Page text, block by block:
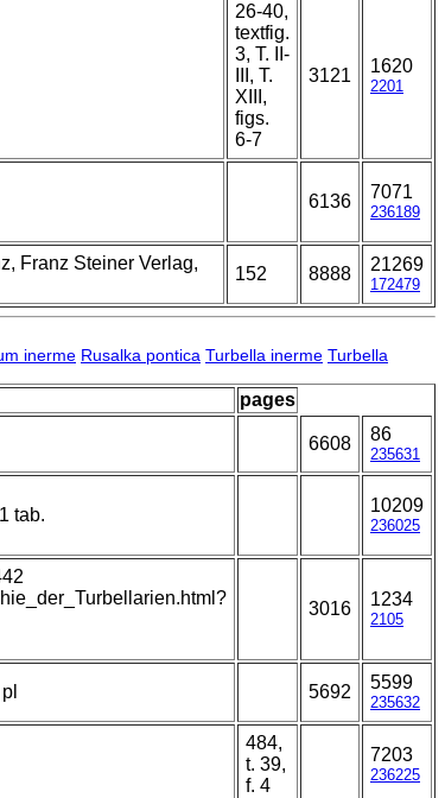
26-40,
textfig.
3, T. II-
III, T.
XIII,
figs.
6-7
3121 1620
2201
6136 7071
236189
Franz Steiner Verlag,
152 8888 21269
172479
inerme Rusalka pontica Turbella inerme Turbella
pages
6608 86
235631
tab. 10209
236025
3016 1234
2105
5692 5599
235632
484,
t. 39,
f. 4
7203
236225